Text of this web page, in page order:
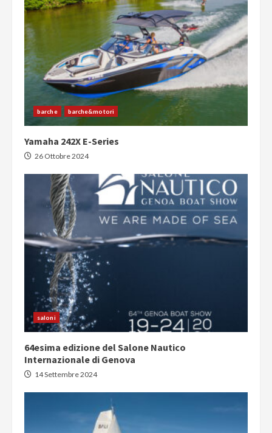
barche barche&motori
Yamaha 242X E-Series
26 Ottobre 2024
saloni
64esima edizione del Salone Nautico
Internazionale di Genova
14 Settembre 2024